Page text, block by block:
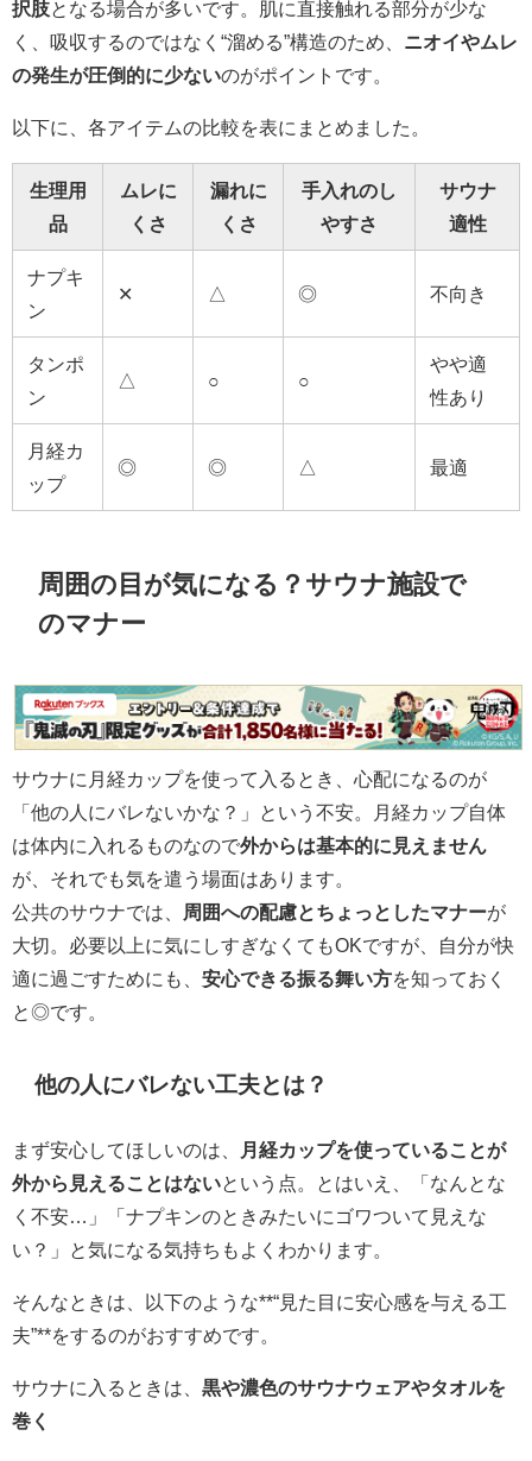
択肢となる場合が多いです。肌に直接触れる部分が少な
く、吸収するのではなく“溜める”構造のため、
ニオイやムレ
の発生が圧倒的に少ないのがポイントです。
以下に、各アイテムの比較を表にまとめました。
生理用
品
ムレに
くさ
漏れに
くさ
手入れのし
やすさ
サウナ
適性
ナプキ
ン
✕ △ ◎ 不向き
タンポ
ン
△ ○ ○
やや適
性あり
月経カ
ップ
◎ ◎ △ 最適
周囲の目が気になる？サウナ施設で
のマナー
サウナに月経カップを使って入るとき、心配になるのが
「他の人にバレないかな？」という不安。月経カップ自体
は体内に入れるものなので外からは基本的に見えません
が、それでも気を遣う場面はあります。
公共のサウナでは、
周囲への配慮とちょっとしたマナーが
大切。必要以上に気にしすぎなくてもOKですが、自分が快
適に過ごすためにも、 安心できる振る舞い方を知っておく
と◎です。
他の人にバレない工夫とは？
まず安心してほしいのは、
月経カップを使っていることが
外から見えることはないという点。とはいえ、「なんとな
く不安…」「ナプキンのときみたいにゴワついて見えな
い？」と気になる気持ちもよくわかります。
そんなときは、以下のような**“見た目に安心感を与える工
夫”**をするのがおすすめです。
サウナに入るときは、 黒や濃色のサウナウェアやタオルを
巻く